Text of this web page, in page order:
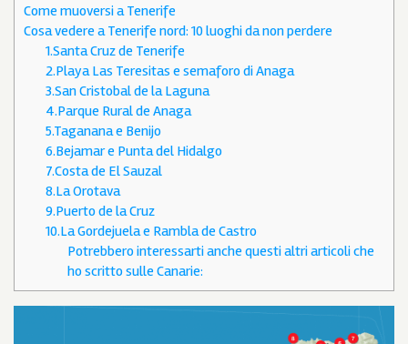
Come muoversi a Tenerife
Cosa vedere a Tenerife nord: 10 luoghi da non perdere
1.Santa Cruz de Tenerife
2.Playa Las Teresitas e semaforo di Anaga
3.San Cristobal de la Laguna
4.Parque Rural de Anaga
5.Taganana e Benijo
6.Bejamar e Punta del Hidalgo
7.Costa de El Sauzal
8.La Orotava
9.Puerto de la Cruz
10.La Gordejuela e Rambla de Castro
Potrebbero interessarti anche questi altri articoli che
ho scritto sulle Canarie: